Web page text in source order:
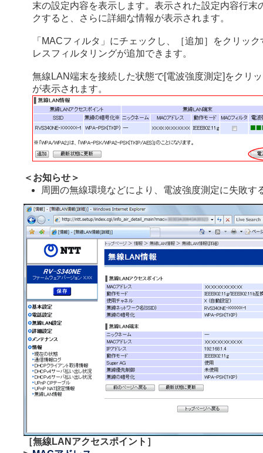
末の設定内容を表示します。表示された設定内容行末
クすると、さらに詳細な情報が表示されます。
「MACフィルタ」にチェックし、［追加］をクリッ
レスフィルタリングが追加できます。
無線LAN端末を接続した状態で[電波強度測定]をクリ
が表示されます。
＜お知らせ＞
周囲の無線環境などにより、電波強度測定に失敗す
［無線LANアクセスポイント］